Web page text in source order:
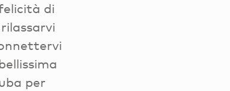
di
per